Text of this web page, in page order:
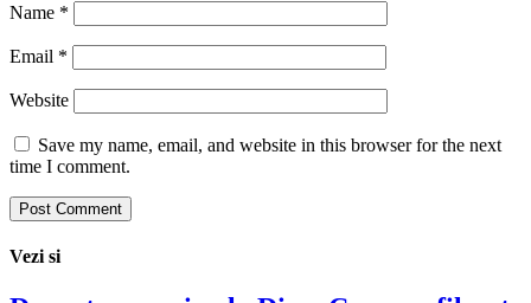
Name *
Email *
Website
Save my name, email, and website in this browser for the next
time I comment.
Vezi si